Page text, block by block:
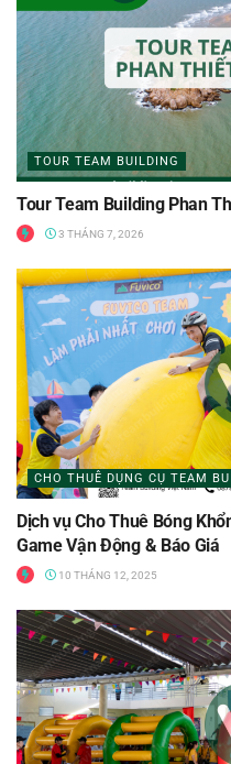
TOUR TEAM BUILDING
Tour Team Building Phan
3 THÁNG 7, 2026
CHO THUÊ DỤNG CỤ TEAM
Dịch vụ Cho Thuê Bóng
Game Vận Động & Báo Giá
10 THÁNG 12, 2025